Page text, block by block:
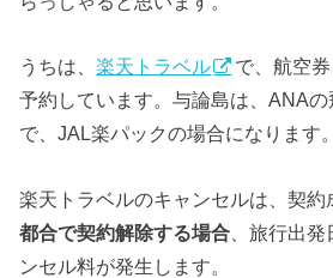
うちは、楽天トラベル
で、航空
予約しています。与論島は、ANA
で、JAL楽パックの場合になります。
楽天トラベルのキャンセルは、契約
都合で契約解除する場合 、旅行出
ンセル料が発生します。